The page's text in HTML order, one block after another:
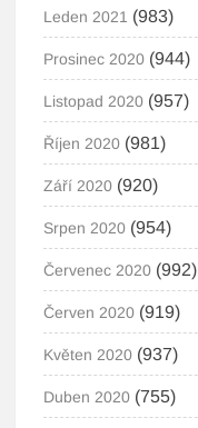
Leden 2021 (983)
Prosinec 2020 (944)
Listopad 2020 (957)
Říjen 2020 (981)
Září 2020 (920)
Srpen 2020 (954)
Červenec 2020 (992)
Červen 2020 (919)
Květen 2020 (937)
Duben 2020 (755)